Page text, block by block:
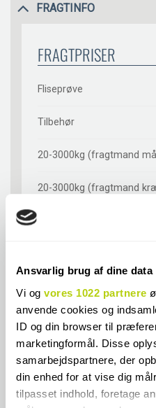
Ansvarlig brug af dine data
Vi og vores 1022 partnere
anvende cookies og
ID og din browser til
marketingformål. Disse
samarbejdspartnere, der
din enhed for at vise dig
tilpasset indhold, foretage
FRAGTINFO
FRAGTPRISER
Fliseprøve
Tilbehør
20-3000kg (fragtmand
20-3000kg (fragtmand
*Emballage- og
af ægte terrazzofliser
**Emballage- og
køb af ægte
*Emballage- og
af Cesi fliser
*Emballage- og